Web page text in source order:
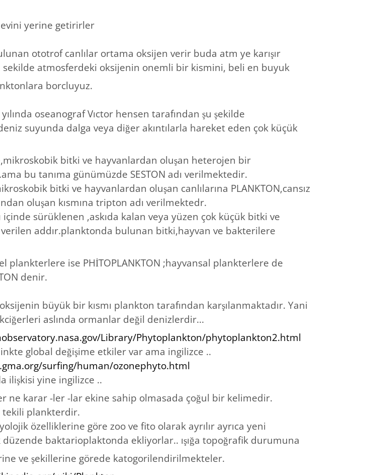
yerine getirirler
ototrof canlılar ortama oksijen verir buda atm ye karışır
sekilde atmosferdeki oksijenin onemli bir kismini, beli en buyuk
borcluyuz.
oseanograf Vıctor hensen tarafından şu şekilde
suyunda dalga veya diğer akıntılarla hareket eden çok küçük
bitki ve hayvanlardan oluşan heterojen bir
bu tanıma günümüzde SESTON adı verilmektedir.
bitki ve hayvanlardan oluşan canlılarına PLANKTON,cansız
oluşan kısmına tripton adı verilmektedr.
sürüklenen ,askıda kalan veya yüzen çok küçük bitki ve
addır.planktonda bulunan bitki,hayvan ve bakterilere
plankterlere ise PHİTOPLANKTON ;hayvansal plankterlere de
denir.
büyük bir kısmı plankton tarafından karşılanmaktadır. Yani
aslında ormanlar değil denizlerdir...
Library/Phytoplankton/phytoplankton2.html
global değişime etkiler var ama ingilizce ..
surfing/human/ozonephyto.html
ilişkisi yine ingilizce ..
ne karar -ler -lar ekine sahip olmasada çoğul bir kelimedir.
tekili plankterdir.
özelliklerine göre zoo ve fito olarak ayrılır ayrıca yeni
baktarioplaktonda ekliyorlar.. ışığa topoğrafik durumuna
ve şekillerine görede katogorilendirilmekteler.